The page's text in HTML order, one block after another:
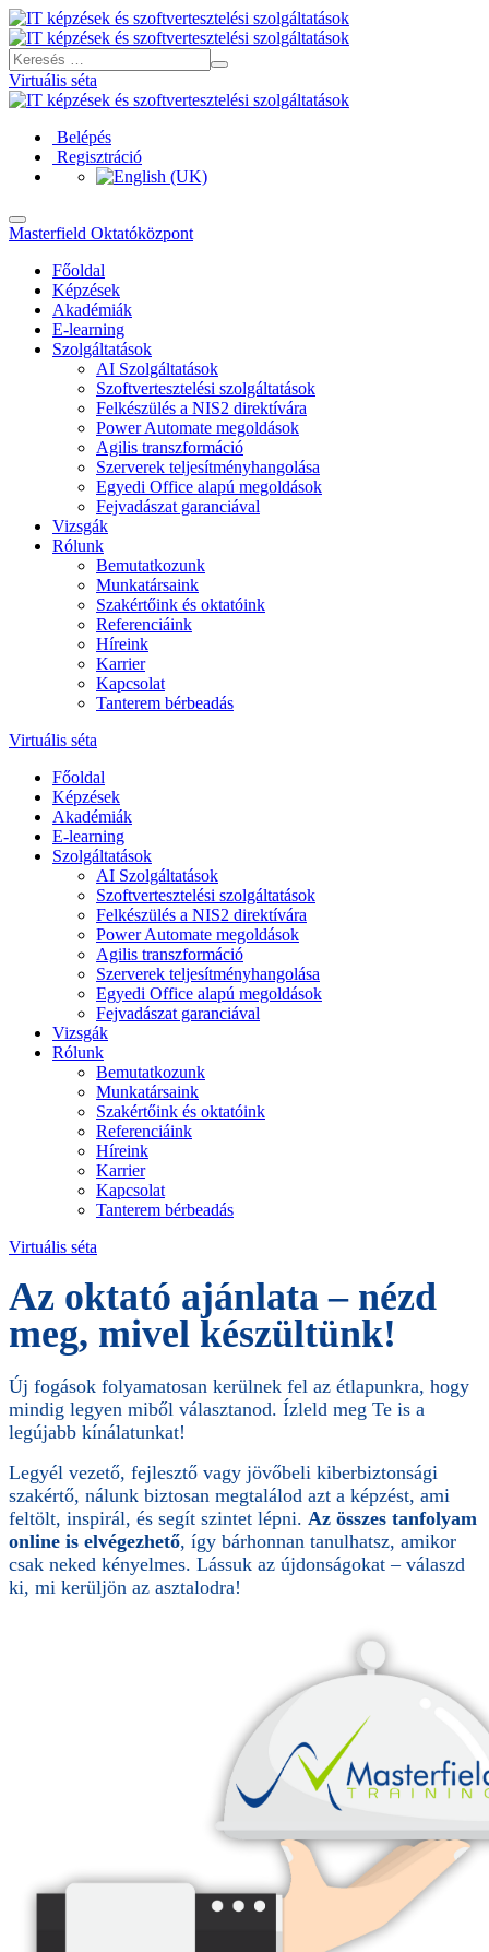
Virtuális séta
Belépés
Regisztráció
Masterfield Oktatóközpont
Főoldal
Képzések
Akadémiák
E-learning
Szolgáltatások
AI Szolgáltatások
Szoftvertesztelési szolgáltatások
Felkészülés a NIS2 direktívára
Power Automate megoldások
Agilis transzformáció
Szerverek teljesítményhangolása
Egyedi Office alapú megoldások
Fejvadászat garanciával
Vizsgák
Rólunk
Bemutatkozunk
Munkatársaink
Szakértőink és oktatóink
Referenciáink
Híreink
Karrier
Kapcsolat
Tanterem bérbeadás
Virtuális séta
Főoldal
Képzések
Akadémiák
E-learning
Szolgáltatások
AI Szolgáltatások
Szoftvertesztelési szolgáltatások
Felkészülés a NIS2 direktívára
Power Automate megoldások
Agilis transzformáció
Szerverek teljesítményhangolása
Egyedi Office alapú megoldások
Fejvadászat garanciával
Vizsgák
Rólunk
Bemutatkozunk
Munkatársaink
Szakértőink és oktatóink
Referenciáink
Híreink
Karrier
Kapcsolat
Tanterem bérbeadás
Virtuális séta
Az oktató ajánlata – nézd
meg, mivel készültünk!
Új fogások folyamatosan kerülnek fel az étlapunkra, hogy
mindig legyen miből választanod. Ízleld meg Te is a
legújabb kínálatunkat!
Legyél vezető, fejlesztő vagy jövőbeli kiberbiztonsági
szakértő, nálunk biztosan megtalálod azt a képzést, ami
feltölt, inspirál, és segít szintet lépni. Az összes tanfolyam
online is elvégezhető, így bárhonnan tanulhatsz, amikor
csak neked kényelmes. Lássuk az újdonságokat – válaszd
ki, mi kerüljön az asztalodra!